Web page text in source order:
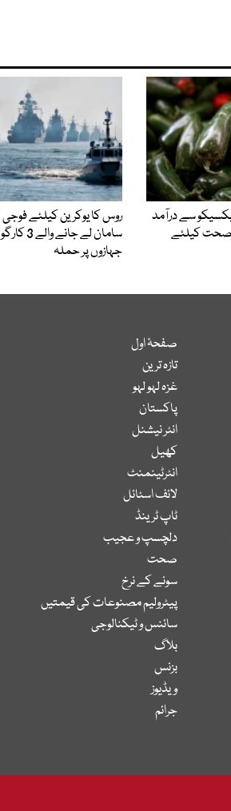
سے درآمد
صحت کیلئے
روس کا یوکرین کیلئے فوجی
سامان لے جانے والے 3 کارگو
جہازوں پر حملہ
صفحۂ اول
تازہ ترین
غزہ لہو لہو
پاکستان
انٹر نیشنل
کھیل
انٹرٹینمنٹ
لائف اسٹائل
ٹاپ ٹرینڈ
دلچسپ و عجیب
صحت
سونے کے نرخ
پیٹرولیم مصنوعات کی قیمتیں
سائنس و ٹیکنالوجی
بلاگ
بزنس
ویڈیوز
جرائم